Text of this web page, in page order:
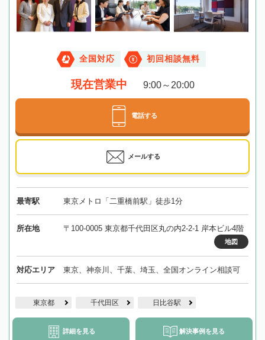
全国対応 初回相談無料
現在営業中 9:00～20:00
電話する
メールする
最寄駅 東京メトロ「二重橋前駅」徒歩1分
所在地 〒100-0005 東京都千代田区丸の内2-2-1 岸本ビル4階
地図
対応エリア 東京、神奈川、千葉、埼玉、全国オンライン相談可
東京都 千代田区 日比谷駅
詳細を見る 解決事例を見る